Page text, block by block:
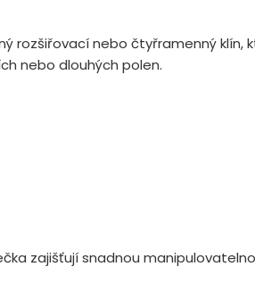
rozšiřovací nebo čtyřramenný klín,
nebo dlouhých polen.
zajišťují snadnou